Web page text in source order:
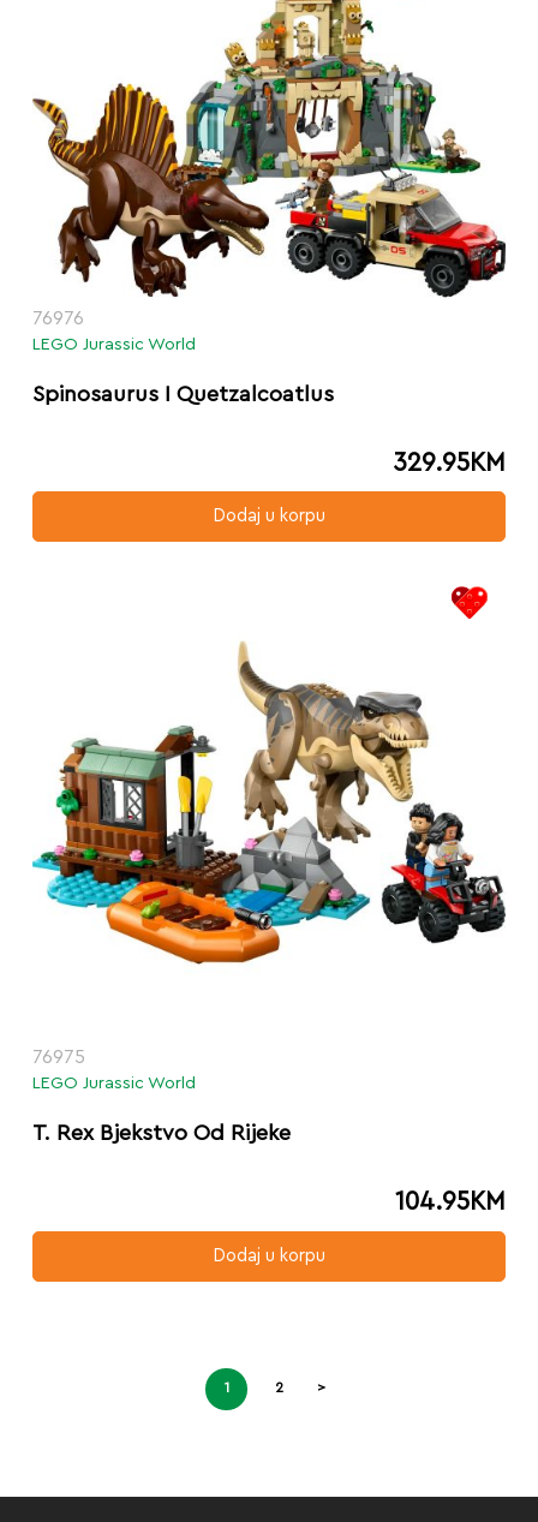
76976
LEGO Jurassic World
Spinosaurus I Quetzalcoatlus
329.95KM
Dodaj u korpu
76975
LEGO Jurassic World
T. Rex Bjekstvo Od Rijeke
104.95KM
Dodaj u korpu
1 2 >